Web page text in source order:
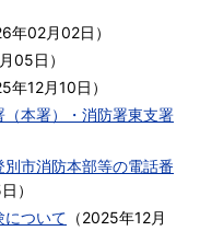
年02月02日 ）
05日 ）
年12月10日 ）
本署）・消防署東支署
市消防本部等の電話番
）
ついて （2025年12月